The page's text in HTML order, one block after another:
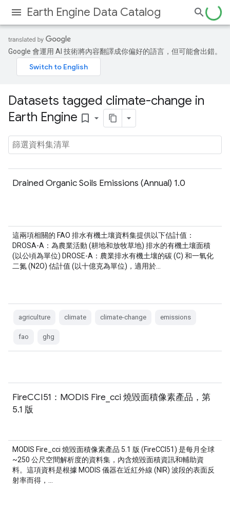
Earth Engine Data Catalog
Google 會運用 AI 技術將內容翻譯成你偏好的語言，但可能會出錯。
Datasets tagged climate-change in
Earth Engine bookmark_border
Drained Organic Soils Emissions (Annual) 1.0
這兩項相關的 FAO 排水有機土壤資料集提供以下估計值：
DROSA-A：為農業活動 (耕地和放牧草地) 排水的有機土壤面積
(以公頃為單位) DROSE-A：農業排水有機土壤的碳 (C) 和一氧化
二氮 (N2O) 估計值 (以十億克為單位)，適用於…
agriculture climate climate-change emissions
fao ghg
FireCCI51：MODIS Fire_cci 燒毀面積像素產品，第
5.1 版
MODIS Fire_cci 燒毀面積像素產品 5.1 版 (FireCCI51) 是每月全球
~250 公尺空間解析度的資料集，內含燒毀面積資訊和輔助資
料。這項資料是根據 MODIS 儀器在近紅外線 (NIR) 波段的表面反
射率而得，…